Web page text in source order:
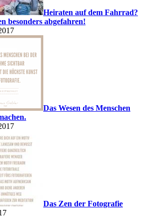
Heiraten auf dem Fahrrad?
besonders abgefahren!
Das Wesen des Menschen
Das Zen der Fotografie